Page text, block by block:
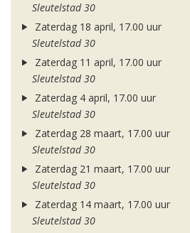
Sleutelstad 30
Zaterdag 18 april, 17.00 uur
Sleutelstad 30
Zaterdag 11 april, 17.00 uur
Sleutelstad 30
Zaterdag 4 april, 17.00 uur
Sleutelstad 30
Zaterdag 28 maart, 17.00 uur
Sleutelstad 30
Zaterdag 21 maart, 17.00 uur
Sleutelstad 30
Zaterdag 14 maart, 17.00 uur
Sleutelstad 30